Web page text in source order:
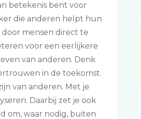
betekenis bent voor
die anderen helpt hun
mensen direct te
voor een eerlijkere
van anderen. Denk
in de toekomst.
van anderen. Met je
Daarbij zet je ook
om, waar nodig, buiten